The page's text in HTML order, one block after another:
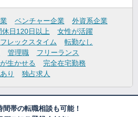
ベンチャー企業
外資系企業
休日120日以上
女性が活躍
フレックスタイム
転勤なし
管理職
フリーランス
生かせる
完全在宅勤務
り 独占求人
間帯の転職相談も可能！